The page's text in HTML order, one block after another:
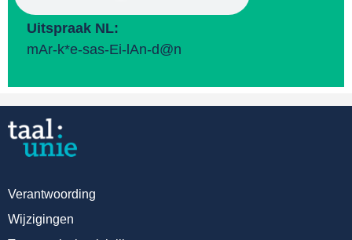
Uitspraak NL:
mAr-k*e-sas-Ei-lAn-d@n
Verantwoording
Wijzigingen